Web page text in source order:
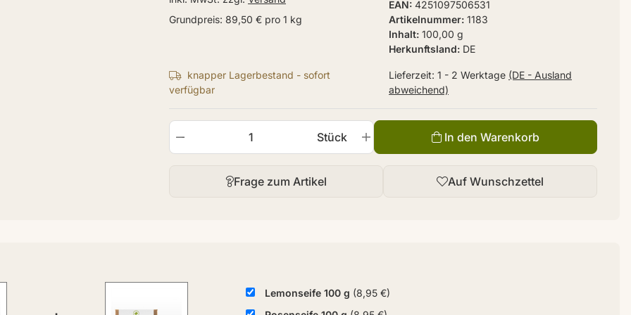
Inhalt 100,00 g
Artikelnummer 1183
EAN 4251097506531
Herkunftsland DE
Grundpreis: 89,50 € pro 1 kg
Frage zum Artikel Auf Wunschzettel
Stück In den Warenkorb
knapper Lagerbestand - sofort
verfügbar
Lieferzeit: 1 - 2 Werktage (DE - Ausland
abweichend)
Lemonseife 100 g (8,95 €)